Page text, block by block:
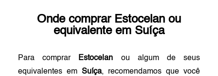
Onde comprar Estocelan ou
equivalente em Suíça
Para comprar Estocelan ou algum de seus
equivalentes emSuíça, recomendamos que você